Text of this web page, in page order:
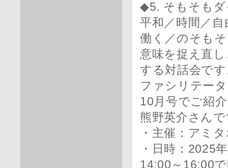
◆5. そもそも
平和／時間／
働く／のそも
意味を捉え直
する対話会で
ファシリテー
10月号でご紹
熊野英介さん
・主催：アミ
・日時：2025
14:00～16:00